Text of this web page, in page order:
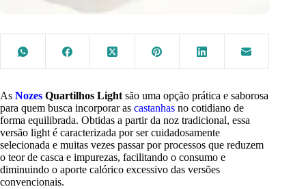
As Nozes Quartilhos Light são uma opção prática e saborosa
para quem busca incorporar as castanhas no cotidiano de
forma equilibrada. Obtidas a partir da noz tradicional, essa
versão light é caracterizada por ser cuidadosamente
selecionada e muitas vezes passar por processos que reduzem
o teor de casca e impurezas, facilitando o consumo e
diminuindo o aporte calórico excessivo das versões
convencionais.